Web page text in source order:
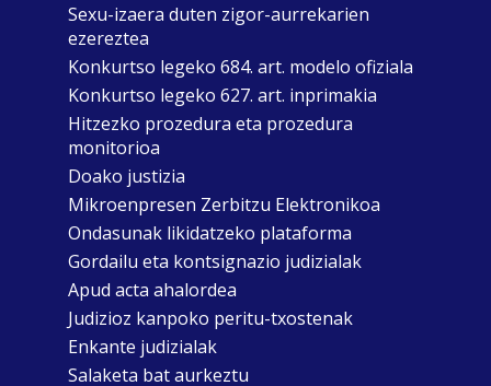
Sexu-izaera duten zigor-aurrekarien
ezereztea
Konkurtso legeko 684. art. modelo ofiziala
Konkurtso legeko 627. art. inprimakia
Hitzezko prozedura eta prozedura
monitorioa
Doako justizia
Mikroenpresen Zerbitzu Elektronikoa
Ondasunak likidatzeko plataforma
Gordailu eta kontsignazio judizialak
Apud acta ahalordea
Judizioz kanpoko peritu-txostenak
Enkante judizialak
Salaketa bat aurkeztu